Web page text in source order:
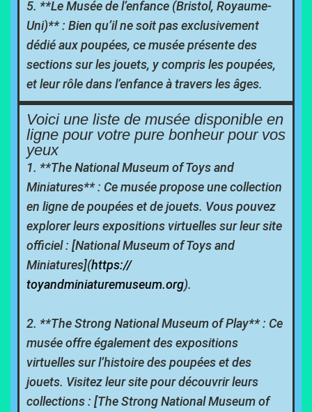
5. **Le Musée de l’enfance (Bristol, Royaume-
Uni)** : Bien qu’il ne soit pas exclusivement
dédié aux poupées, ce musée présente des
sections sur les jouets, y compris les poupées,
et leur rôle dans l’enfance à travers les âges.
Voici une liste de musée disponible en
ligne pour votre pure bonheur pour vos
yeux
1. **The National Museum of Toys and
Miniatures** : Ce musée propose une collection
en ligne de poupées et de jouets. Vous pouvez
explorer leurs expositions virtuelles sur leur site
officiel : [National Museum of Toys and
Miniatures](https://
toyandminiaturemuseum.org).
2. **The Strong National Museum of Play** : Ce
musée offre également des expositions
virtuelles sur l’histoire des poupées et des
jouets. Visitez leur site pour découvrir leurs
collections : [The Strong National Museum of